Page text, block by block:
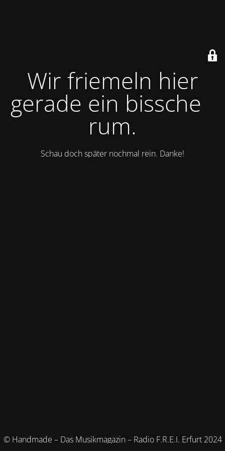
Wir friemeln hier
gerade ein bisschen
rum.
Schau doch später nochmal rein. Danke!
© Handmade – Das Musikmagazin – Radio F.R.E.I. Erfurt 2024